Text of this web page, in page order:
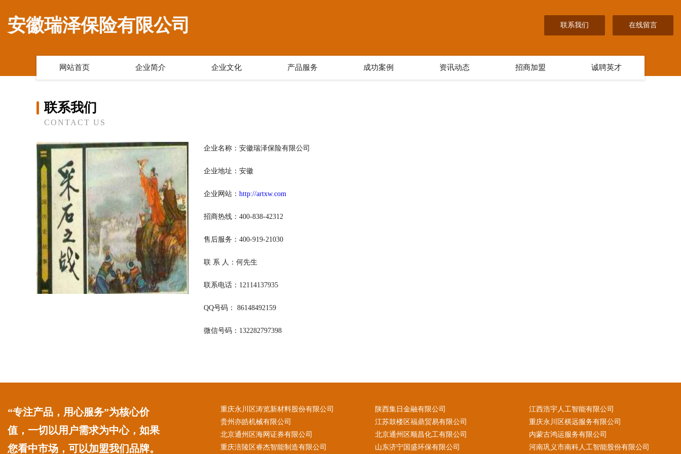
安徽瑞泽保险有限公司 联系我们 在线留言
网站首页 企业简介 企业文化 产品服务 成功案例 资讯动态 招商加盟 诚聘英才
联系我们
CONTACT US
企业名称：安徽瑞泽保险有限公司
企业地址：安徽
企业网站： http://artxw.com
招商热线：400-838-42312
售后服务：400-919-21030
联 系 人：何先生
联系电话：12114137935
QQ号码： 86148492159
微信号码：132282797398
“专注产品，用心服务”为核心价
值，一切以用户需求为中心，如果
您看中市场，可以加盟我们品牌。
重庆永川区涛览新材料股份有限公司 陕西集日金融有限公司
江西浩宇人工智能有限公司
贵州亦皓机械有限公司
江苏鼓楼区福鼎贸易有限公司
重庆永川区棋远服务有限公司
北京通州区海网证券有限公司
北京通州区顺昌化工有限公司
内蒙古鸿运服务有限公司
重庆涪陵区睿杰智能制造有限公司
山东济宁国盛环保有限公司 河南巩义市南科人工智能股份有限公司